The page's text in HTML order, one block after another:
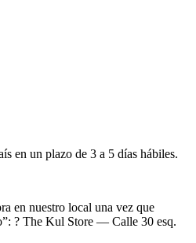
en un plazo de 3 a 5 días hábiles.
en nuestro local una vez que
? The Kul Store — Calle 30 esq.